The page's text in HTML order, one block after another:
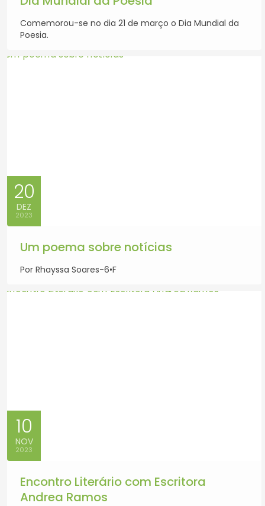
Comemorou-se no dia 21 de março o Dia Mundial da
Poesia.
20
DEZ
2023
Um poema sobre notícias
Por Rhayssa Soares-6•F
10
NOV
2023
Encontro Literário com Escritora
Andrea Ramos